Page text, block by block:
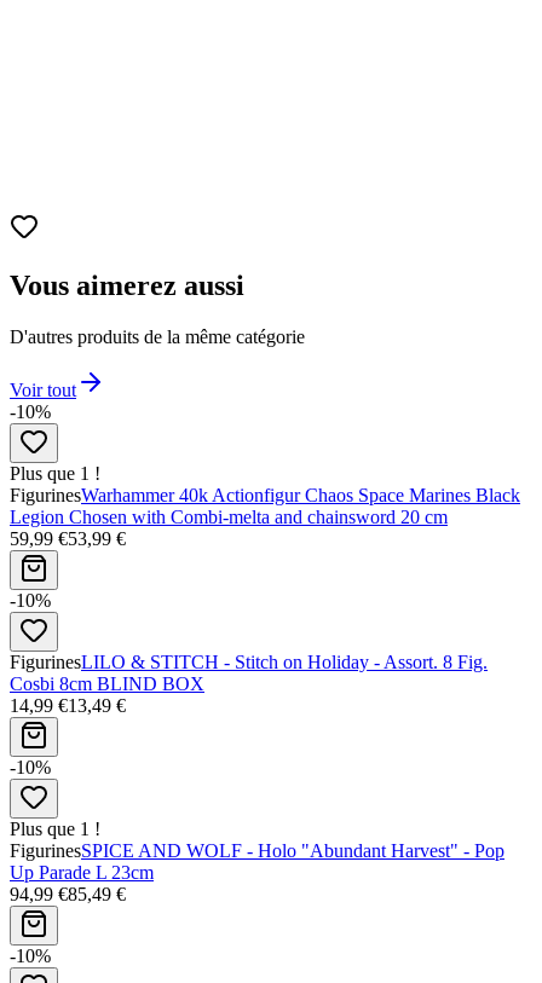
Vous aimerez aussi
D'autres produits de la même catégorie
Voir tout
-10%
Plus que 1 !
FigurinesWarhammer 40k Actionfigur Chaos Space Marines Black
Legion Chosen with Combi-melta and chainsword 20 cm
59,99 €53,99 €
-10%
FigurinesLILO & STITCH - Stitch on Holiday - Assort. 8 Fig.
Cosbi 8cm BLIND BOX
14,99 €13,49 €
-10%
Plus que 1 !
FigurinesSPICE AND WOLF - Holo "Abundant Harvest" - Pop
Up Parade L 23cm
94,99 €85,49 €
-10%